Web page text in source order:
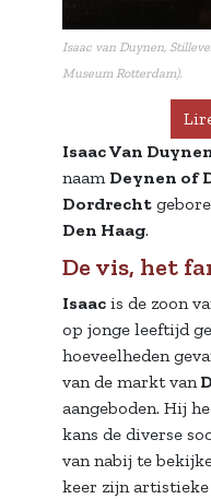
Isaac van Duynen,
Museum Rotterdam).
Isaac Van
naam Deynen of
Dordrecht
Den Haag.
De vis, het
Isaacis de zoon
op jonge leeftijd
hoeveelheden
van de markt van
aangeboden. Hij
kans de diverse
van nabij te
keer zijn artistieke